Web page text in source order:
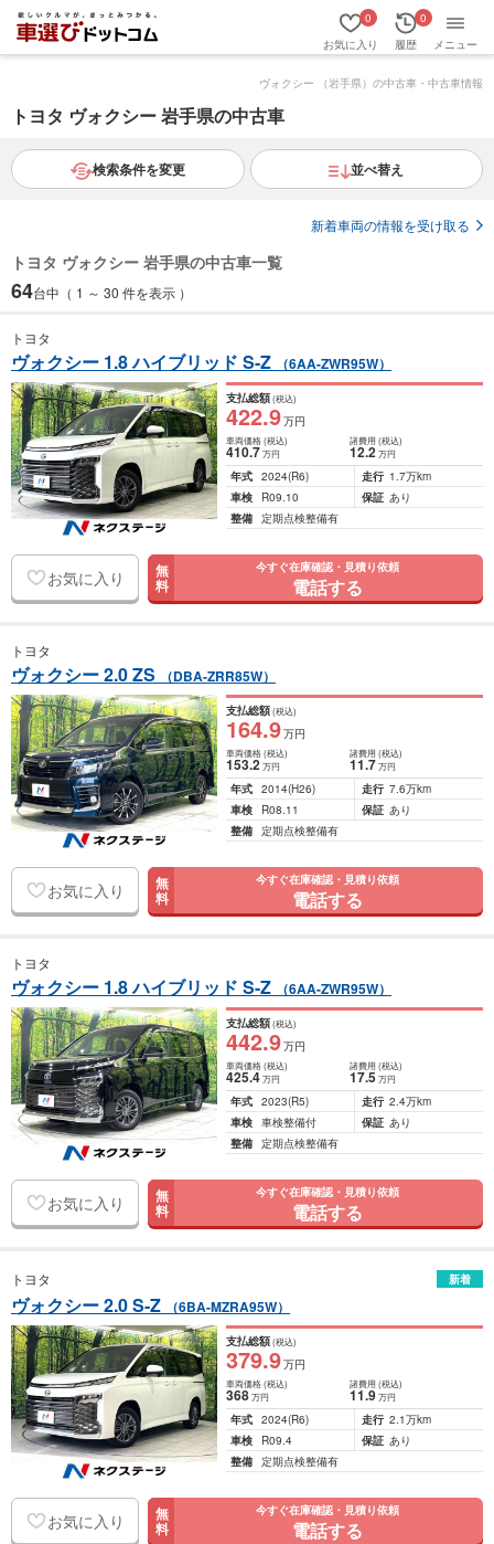
お気に入り
0
履歴
0
メニュー
ヴォクシー （岩手県）の中古車・中古車情報
トヨタ ヴォクシー 岩手県の中古車
検索条件を変更 並べ替え
新着車両の情報を受け取る
トヨタ ヴォクシー 岩手県の中古車一覧
64台中（ 1 ～ 30 件を表示 ）
トヨタ
ヴォクシー 1.8 ハイブリッド S-Z （6AA-ZWR95W）
支払総額(税込)
422.9万円
車両価格(税込)
410.7万円
諸費用 (税込)
12.2 万円
年式 2024(R6) 走行 1.7万km
車検
R09.10 保証 あり
整備 定期点検整備有
お気に入り 無
料
今すぐ在庫確認・見積り依頼
電話する
トヨタ
ヴォクシー 2.0 ZS （DBA-ZRR85W）
支払総額(税込)
164.9万円
車両価格(税込)
153.2万円
諸費用 (税込)
11.7 万円
年式 2014(H26) 走行 7.6万km
車検
R08.11 保証 あり
整備 定期点検整備有
お気に入り 無
料
今すぐ在庫確認・見積り依頼
電話する
トヨタ
ヴォクシー 1.8 ハイブリッド S-Z （6AA-ZWR95W）
支払総額(税込)
442.9万円
車両価格(税込)
425.4万円
諸費用 (税込)
17.5 万円
年式 2023(R5) 走行 2.4万km
車検 車検整備付 保証 あり
整備 定期点検整備有
お気に入り 無
料
今すぐ在庫確認・見積り依頼
電話する
トヨタ 新着
ヴォクシー 2.0 S-Z （6BA-MZRA95W）
支払総額(税込)
379.9万円
車両価格(税込)
368万円
諸費用 (税込)
11.9 万円
年式 2024(R6) 走行 2.1万km
車検
R09.4 保証 あり
整備 定期点検整備有
お気に入り 無
料
今すぐ在庫確認・見積り依頼
電話する